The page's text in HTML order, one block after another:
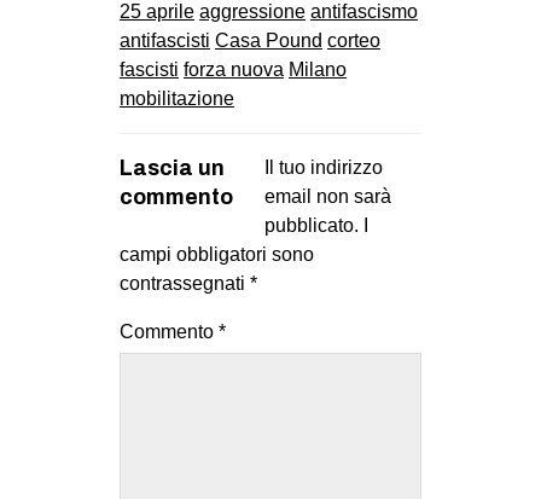
25 aprile aggressione antifascismo
antifascisti Casa Pound corteo
fascisti forza nuova Milano
mobilitazione
Lascia un
commento
Il tuo indirizzo
email non sarà
pubblicato.
campi obbligatori sono
contrassegnati *
Commento *